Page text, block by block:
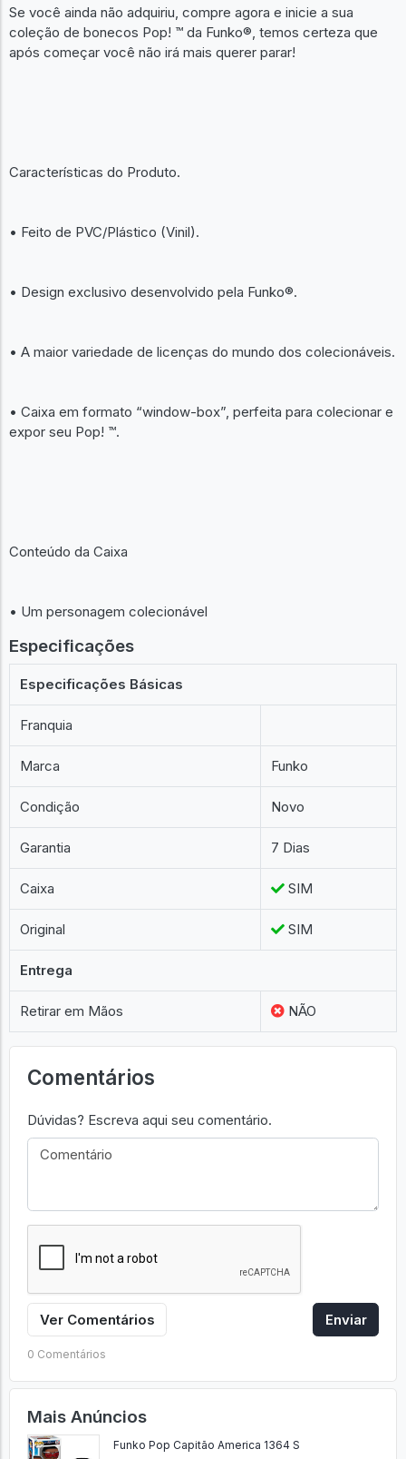
Se você ainda não adquiriu, compre agora e inicie a sua
coleção de bonecos Pop! ™ da Funko®, temos certeza que
após começar você não irá mais querer parar!
Características do Produto.
• Feito de PVC/Plástico (Vinil).
• Design exclusivo desenvolvido pela Funko®.
• A maior variedade de licenças do mundo dos colecionáveis.
• Caixa em formato “window-box”, perfeita para colecionar e
expor seu Pop! ™.
Conteúdo da Caixa
• Um personagem colecionável
Especificações
Especificações Básicas
Franquia
Marca Funko
Condição Novo
Garantia 7 Dias
Caixa SIM
Original SIM
Entrega
Retirar em Mãos NÃO
Comentários
Dúvidas? Escreva aqui seu comentário.
Ver Comentários Enviar
0 Comentários
Mais Anúncios
Funko Pop Capitão America 1364 S